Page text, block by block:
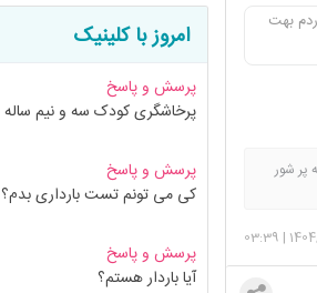
بهت
پر شور
مي
پس از
ز يک
|
03:39
امروز با کلینیک
پرسش و پاسخ
پرخاشگری کودک سه و نیم ساله
پرسش و پاسخ
کی می تونم تست بارداری بدم؟
پرسش و پاسخ
آیا باردار هستم؟